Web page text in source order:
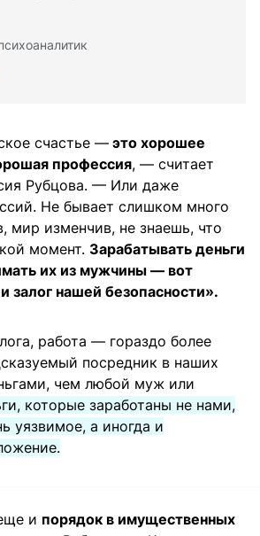
счастье — это хорошее
профессия, — считает
Рубцова. — Или даже
Не бывает слишком много
мир изменчив, не знаешь, что
момент. Зарабатывать деньги
их из мужчины — вот
залог нашей безопасности».
работа — гораздо более
посредник в наших
чем любой муж или
которые заработаны не нами,
уязвимое, а иногда и
и порядок в имущественных